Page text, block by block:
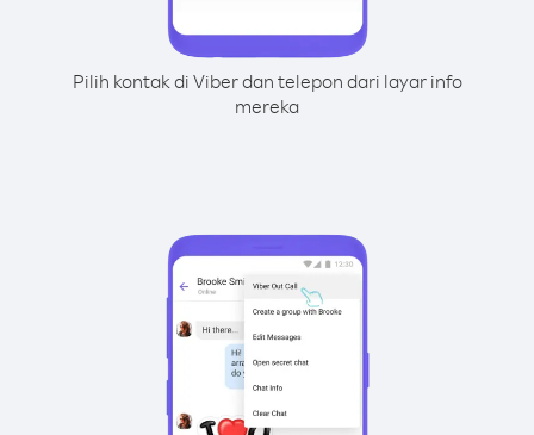
Pilih kontak di Viber dan telepon dari layar info
mereka